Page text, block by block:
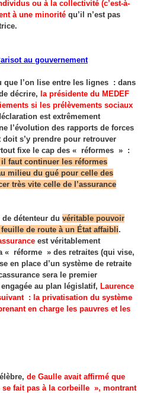
ou à la collectivité (c’est-à-
à une minorité qu’il n’est pas
au gouvernement
que l’on lise entre les lignes : dans
décrire, la présidente du MEDEF
si les prélèvements sociaux
est extrêmement
l’évolution des rapports de forces
s’y prendre pour retrouver
fixe le cap des « réformes » :
faut continuer les réformes
milieu du gué pour celle des
très vite celle de l’assurance
détenteur du véritable pouvoir
de route à un État affaibli.
est véritablement
« réforme » des retraites (qui vise,
en place d’un système de retraite
sera le premier
au plan législatif, Laurence
: la privatisation du système
en charge les pauvres et les
de Gaulle avait affirmé que
fait pas à la corbeille », montrant